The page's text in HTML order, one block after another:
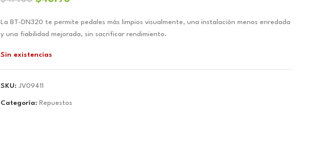
original
era:
$47.00.
actual
es:
La BT-DN320 te permite pedales más limpios visualmente, una instalación menos enredada
y una fiabilidad mejorada, sin sacrificar rendimiento.
Sin existencias
SKU: JV09411
Categoría: Repuestos